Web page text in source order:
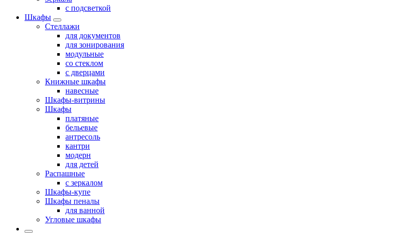
с подсветкой
Шкафы
Стеллажи
для документов
для зонирования
модульные
со стеклом
с дверцами
Книжные шкафы
навесные
Шкафы-витрины
Шкафы
платяные
бельевые
антресоль
кантри
модерн
для детей
Распашные
с зеркалом
Шкафы-купе
Шкафы пеналы
для ванной
Угловые шкафы